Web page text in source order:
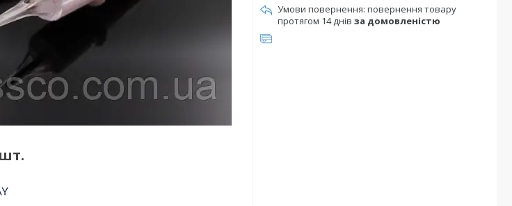
повернення товару
протягом 14 днів за домовленістю